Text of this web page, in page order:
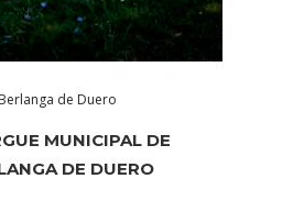
Berlanga de Duero
MUNICIPAL DE
DE DUERO